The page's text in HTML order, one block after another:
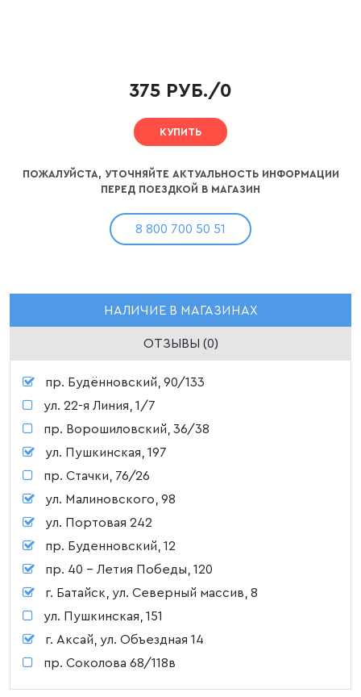
375 РУБ./0
КУПИТЬ
ПОЖАЛУЙСТА, УТОЧНЯЙТЕ АКТУАЛЬНОСТЬ ИНФОРМАЦИИ
ПЕРЕД ПОЕЗДКОЙ В МАГАЗИН
8 800 700 50 51
НАЛИЧИЕ В МАГАЗИНАХ
ОТЗЫВЫ (0)
пр. Будённовский, 90/133
ул. 22-я Линия, 1/7
пр. Ворошиловский, 36/38
ул. Пушкинская, 197
пр. Стачки, 76/26
ул. Малиновского, 98
ул. Портовая 242
пр. Буденновский, 12
пр. 40 - Летия Победы, 120
г. Батайск, ул. Северный массив, 8
ул. Пушкинская, 151
г. Аксай, ул. Объездная 14
пр. Соколова 68/118в